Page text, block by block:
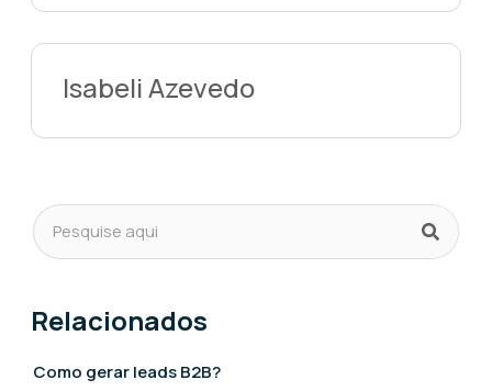
Isabeli Azevedo
Relacionados
Como gerar leads B2B?